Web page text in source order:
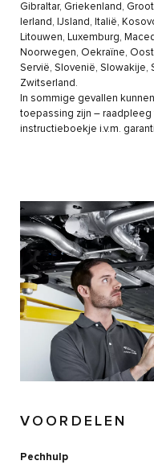
Gibraltar, Griekenland,
Ierland, IJsland, Italië,
Litouwen, Luxemburg,
Noorwegen, Oekraïne,
Servië, Slovenië, Slowakije,
Zwitserland.
In sommige gevallen
toepassing zijn –
instructieboekje i.v.m.
VOORDELEN
Pechhulp